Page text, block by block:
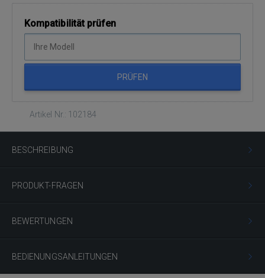
Kompatibilität prüfen
PRÜFEN
Artikel Nr.: 102184
BESCHREIBUNG
PRODUKT-FRAGEN
BEWERTUNGEN
BEDIENUNGSANLEITUNGEN